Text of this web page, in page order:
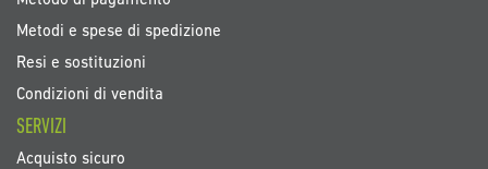
Metodi e spese di spedizione
Resi e sostituzioni
Condizioni di vendita
SERVIZI
Acquisto sicuro